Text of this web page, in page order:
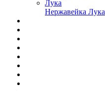
Нержавейка Лука